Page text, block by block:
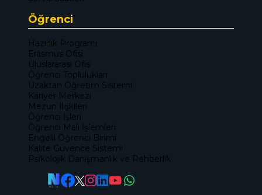
Öğrenci
Hazırlık Programı
Erasmus Ofisi
Uluslararası Ofis
Öğrenci Toplulukları
Uzaktan Öğretim Sistemi
Kariyer Merkezi
Mezun İlişkileri
Öğrenci İşleri
Öğrenci Mali İşlemleri
Engelli Öğrenci Birimi
Kalite Güvence Sistemi
Psikolojik Danışmanlık ve Rehberlik